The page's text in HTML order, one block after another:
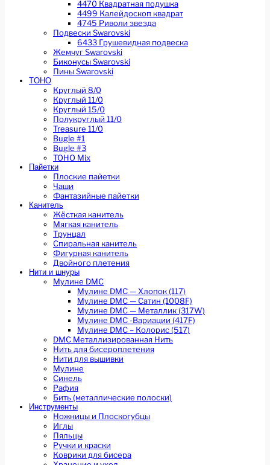
4470 Квадратная подушка
4499 Калейдоскоп квадрат
4745 Риволи звезда
Подвески Swarovski
6433 Грушевидная подвеска
Жемчуг Swarovski
Биконусы Swarovski
Пины Swarovski
TOHO
Круглый 8/0
Круглый 11/0
Круглый 15/0
Полукруглый 11/0
Treasure 11/0
Bugle #1
Bugle #3
TOHO Mix
Пайетки
Плоские пайетки
Чаши
Фантазийные пайетки
Канитель
Жёсткая канитель
Мягкая канитель
Трунцал
Спиральная канитель
Фигурная канитель
Двойного плетения
Нити и шнуры
Мулине DMC
Мулине DMC — Хлопок (117)
Мулине DMC — Сатин (1008F)
Мулине DMC — Металлик (317W)
Мулине DMC -Вариации (417F)
Мулине DMC – Колорис (517)
DMC Металлизированная Нить
Нить для бисероплетения
Нити для вышивки
Мулине
Синель
Рафия
Бить (металлические полоски)
Инструменты
Ножницы и Плоскогубцы
Иглы
Пяльцы
Ручки и краски
Коврики для бисера